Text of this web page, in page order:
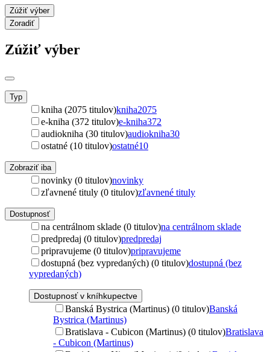
Zúžiť výber
Zoradiť
Zúžiť výber
Typ
kniha (2075 titulov)kniha2075
e-kniha (372 titulov)e-kniha372
audiokniha (30 titulov)audiokniha30
ostatné (10 titulov)ostatné10
Zobraziť iba
novinky (0 titulov)novinky
zľavnené tituly (0 titulov)zľavnené tituly
Dostupnosť
na centrálnom sklade (0 titulov)na centrálnom sklade
predpredaj (0 titulov)predpredaj
pripravujeme (0 titulov)pripravujeme
dostupná (bez vypredaných) (0 titulov)dostupná (bez
vypredaných)
Dostupnosť v kníhkupectve
Banská Bystrica (Martinus) (0 titulov)Banská
Bystrica (Martinus)
Bratislava - Cubicon (Martinus) (0 titulov)Bratislava
- Cubicon (Martinus)